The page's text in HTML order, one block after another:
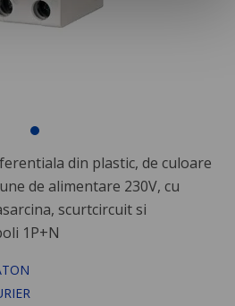
din plastic, de culoare
de alimentare 230V, cu
scurtcircuit si
1P+N